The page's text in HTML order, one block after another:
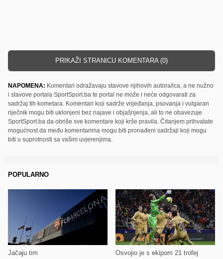
PRIKAŽI STRANICU KOMENTARA (0)
NAPOMENA: Komentari odražavaju stavove njihovih autora/ica, a ne nužno
i stavove portala SportSport.ba te portal ne može i neće odgovarati za
sadržaj tih kometara. Komentari koji sadrže vrijeđanja, psovanja i vulgaran
riječnik mogu biti uklonjeni bez najave i objašnjenja, ali to ne obavezuje
SportSport.ba da obriše sve komentare koji krše pravila. Čitanjem prihvatate
mogućnost da među komentarima mogu biti pronađeni sadržaji koji mogu
biti u suprotnosti sa vašim uvjerenjima.
POPULARNO
Jačaju tim Osvojio je s ekipom 21 trofej